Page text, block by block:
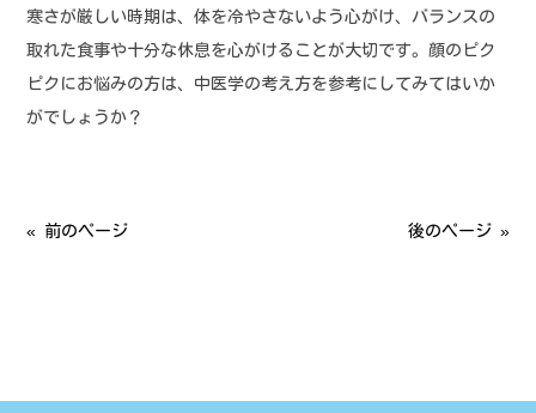
寒さが厳しい時期は、体を冷やさないよう心がけ、バランスの
取れた食事や十分な休息を心がけることが大切です。顔のピク
ピクにお悩みの方は、中医学の考え方を参考にしてみてはいか
がでしょうか？
« 前のページ 後のページ »